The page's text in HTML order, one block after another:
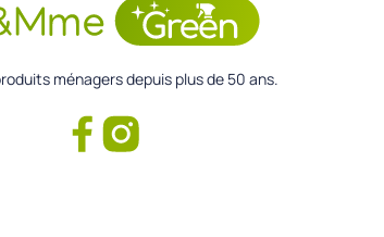
ménagers depuis plus de 50 ans.